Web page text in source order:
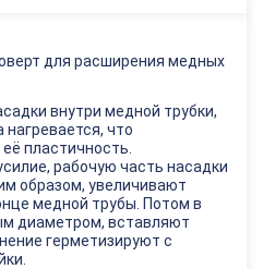
для расширения медных
внутри медной трубки,
нагревается, что
пластичность.
рабочую часть насадки
образом, увеличивают
медной трубы. Потом в
диаметром, вставляют
герметизируют с